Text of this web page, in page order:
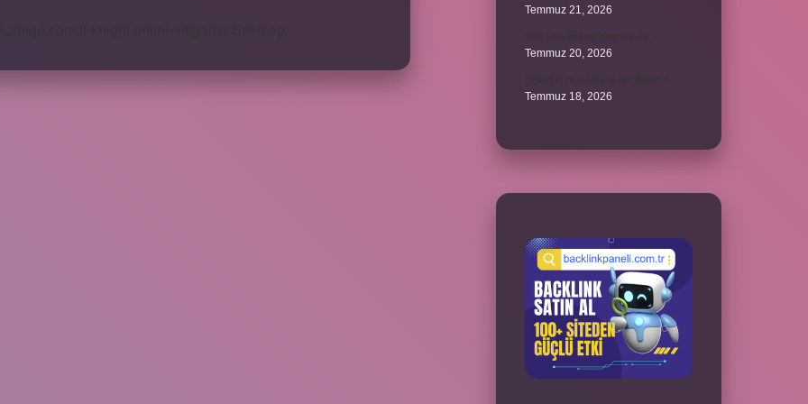
Temmuz 21, 2026
Temmuz 20, 2026
Temmuz 18, 2026